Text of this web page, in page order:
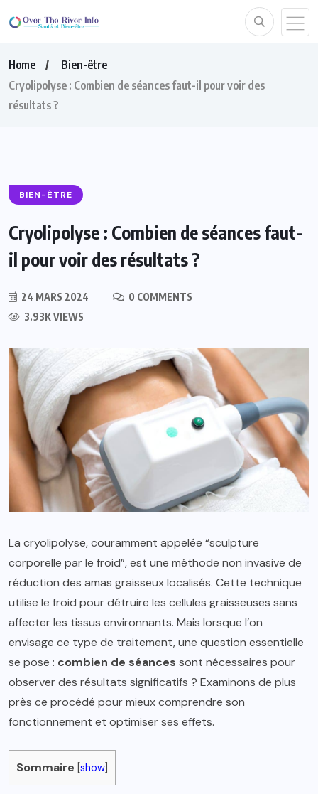
Home
Bien-être
Cryolipolyse : Combien de séances faut-il pour voir des
résultats ?
BIEN-ÊTRE
Cryolipolyse : Combien de séances faut-
il pour voir des résultats ?
24 MARS 2024
0 COMMENTS
3.93K VIEWS
La cryolipolyse, couramment appelée “sculpture
corporelle par le froid”, est une méthode non invasive de
réduction des amas graisseux localisés. Cette technique
utilise le froid pour détruire les cellules graisseuses sans
affecter les tissus environnants. Mais lorsque l’on
envisage ce type de traitement, une question essentielle
se pose : combien de séances sont nécessaires pour
observer des résultats significatifs ? Examinons de plus
près ce procédé pour mieux comprendre son
fonctionnement et optimiser ses effets.
Sommaire [show